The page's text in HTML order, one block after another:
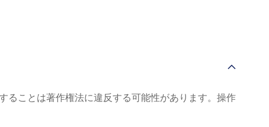
ることは著作権法に違反する可能性があります。操作